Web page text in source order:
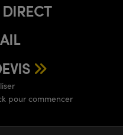
pour commencer